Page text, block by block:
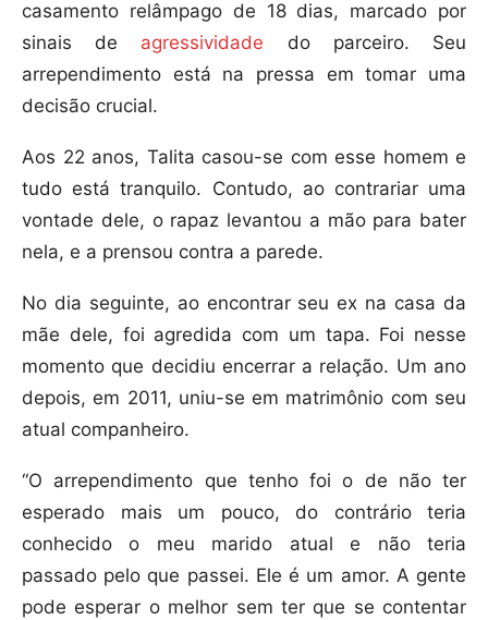
casamento relâmpago de 18 dias, marcado por
sinais de agressividade do parceiro. Seu
arrependimento está na pressa em tomar uma
decisão crucial.
Aos 22 anos, Talita casou-se com esse homem e
tudo está tranquilo. Contudo, ao contrariar uma
vontade dele, o rapaz levantou a mão para bater
nela, e a prensou contra a parede.
No dia seguinte, ao encontrar seu ex na casa da
mãe dele, foi agredida com um tapa. Foi nesse
momento que decidiu encerrar a relação. Um ano
depois, em 2011, uniu-se em matrimônio com seu
atual companheiro.
“O arrependimento que tenho foi o de não ter
esperado mais um pouco, do contrário teria
conhecido o meu marido atual e não teria
passado pelo que passei. Ele é um amor. A gente
pode esperar o melhor sem ter que se contentar